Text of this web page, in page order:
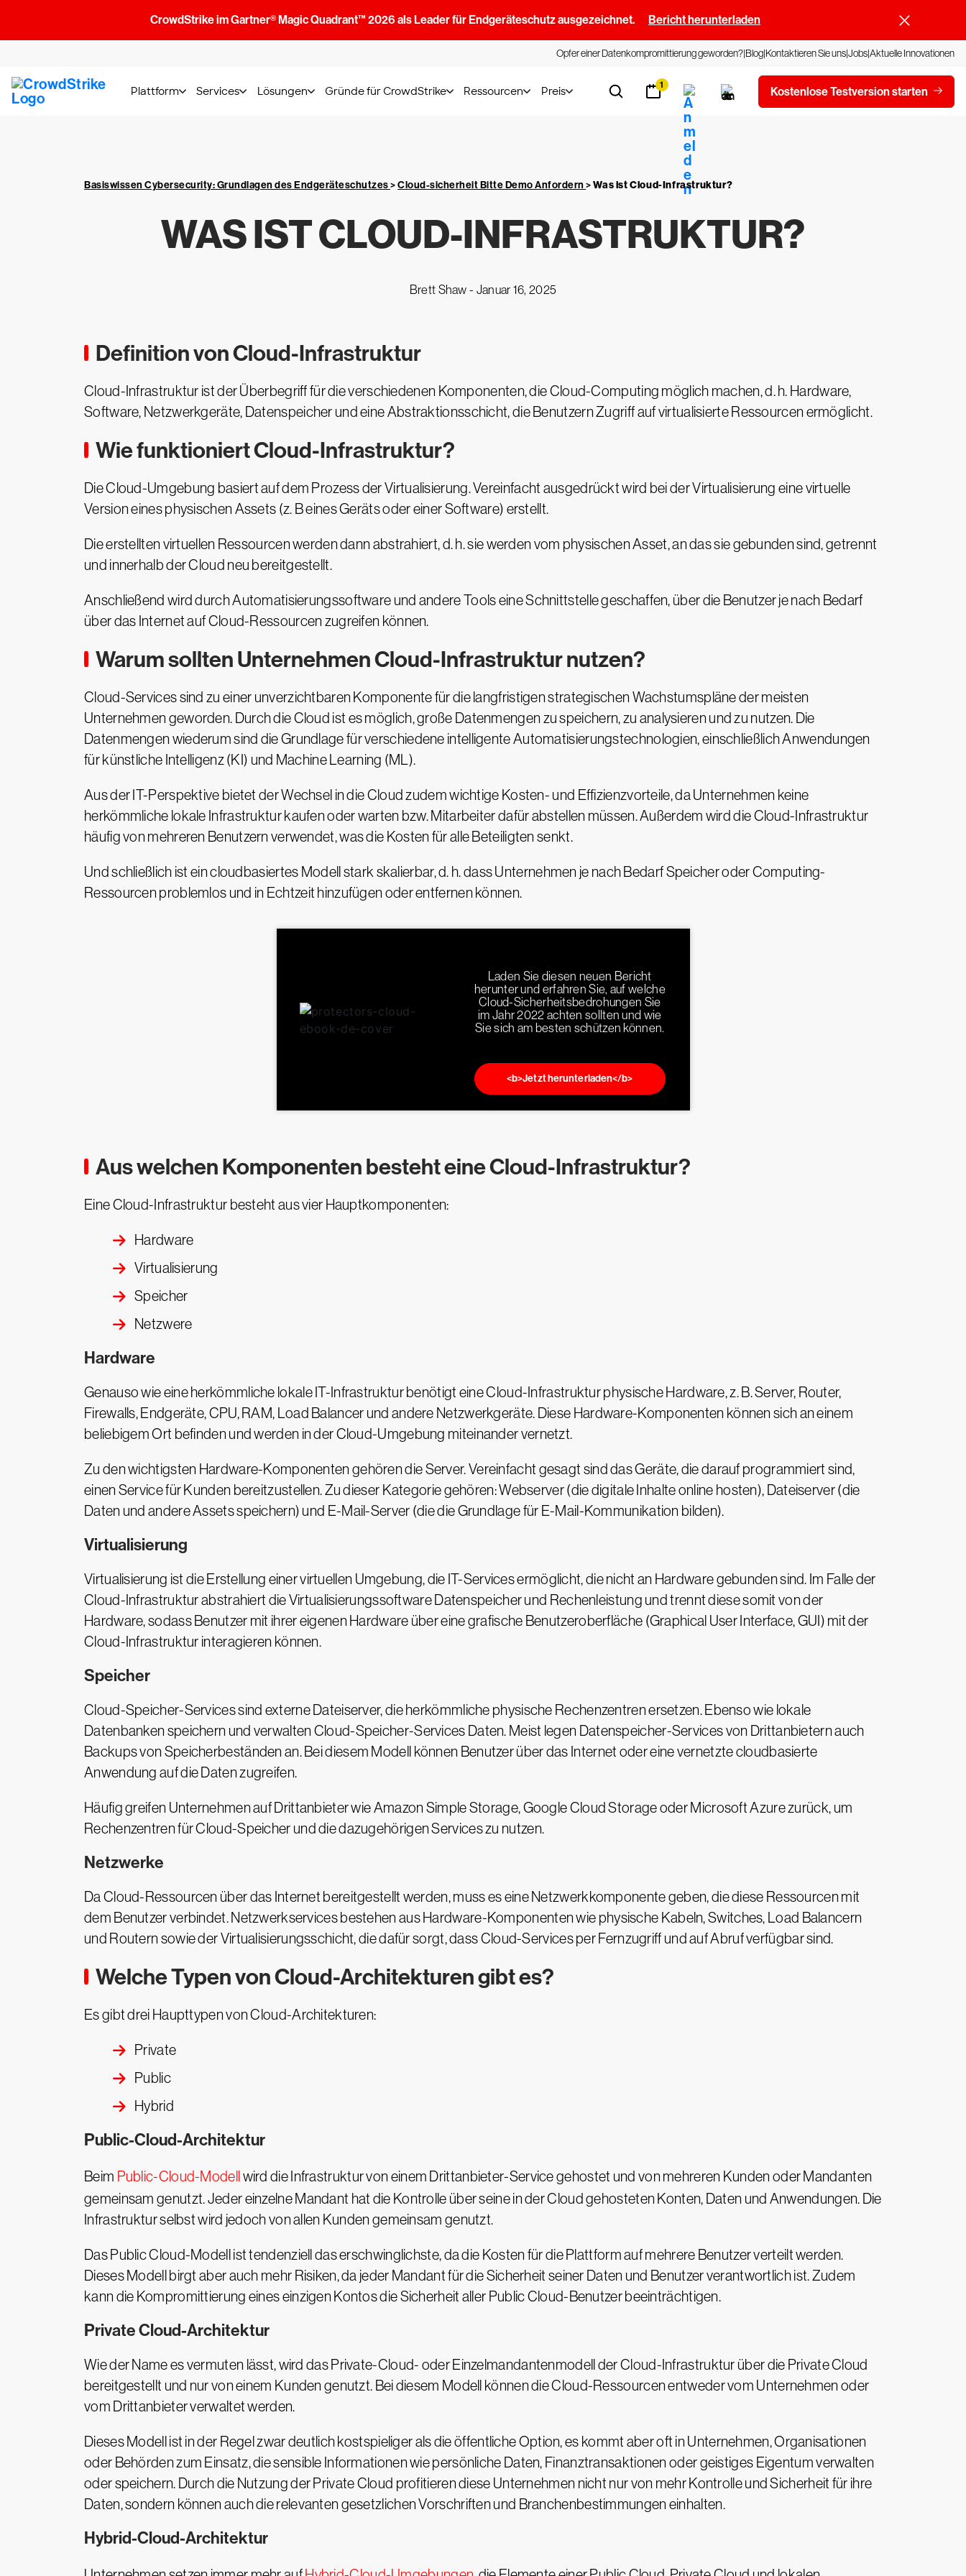
CrowdStrike im Gartner® Magic Quadrant™ 2026 als Leader für Endgeräteschutz ausgezeichnet. Bericht herunterladen
Opfer einer Datenkompromittierung geworden?BlogKontaktieren Sie unsJobsAktuelle Innovationen
Plattform Services Lösungen Gründe für CrowdStrike Ressourcen Preis 1 Kostenlose Testversion starten
Basiswissen Cybersecurity: Grundlagen des Endgeräteschutzes>Cloud-sicherheit Bitte Demo Anfordern>Was ist Cloud-Infrastruktur?
WAS IST CLOUD-INFRASTRUKTUR?
Brett Shaw - Januar 16, 2025
Definition von Cloud-Infrastruktur
Cloud-Infrastruktur ist der Überbegriff für die verschiedenen Komponenten, die Cloud-Computing möglich machen, d. h. Hardware,
Software, Netzwerkgeräte, Datenspeicher und eine Abstraktionsschicht, die Benutzern Zugriff auf virtualisierte Ressourcen ermöglicht.
Wie funktioniert Cloud-Infrastruktur?
Die Cloud-Umgebung basiert auf dem Prozess der Virtualisierung. Vereinfacht ausgedrückt wird bei der Virtualisierung eine virtuelle
Version eines physischen Assets (z. B eines Geräts oder einer Software) erstellt.
Die erstellten virtuellen Ressourcen werden dann abstrahiert, d. h. sie werden vom physischen Asset, an das sie gebunden sind, getrennt
und innerhalb der Cloud neu bereitgestellt.
Anschließend wird durch Automatisierungssoftware und andere Tools eine Schnittstelle geschaffen, über die Benutzer je nach Bedarf
über das Internet auf Cloud-Ressourcen zugreifen können.
Warum sollten Unternehmen Cloud-Infrastruktur nutzen?
Cloud-Services sind zu einer unverzichtbaren Komponente für die langfristigen strategischen Wachstumspläne der meisten
Unternehmen geworden. Durch die Cloud ist es möglich, große Datenmengen zu speichern, zu analysieren und zu nutzen. Die
Datenmengen wiederum sind die Grundlage für verschiedene intelligente Automatisierungstechnologien, einschließlich Anwendungen
für künstliche Intelligenz (KI) und Machine Learning (ML).
Aus der IT-Perspektive bietet der Wechsel in die Cloud zudem wichtige Kosten- und Effizienzvorteile, da Unternehmen keine
herkömmliche lokale Infrastruktur kaufen oder warten bzw. Mitarbeiter dafür abstellen müssen. Außerdem wird die Cloud-Infrastruktur
häufig von mehreren Benutzern verwendet, was die Kosten für alle Beteiligten senkt.
Und schließlich ist ein cloudbasiertes Modell stark skalierbar, d. h. dass Unternehmen je nach Bedarf Speicher oder Computing-
Ressourcen problemlos und in Echtzeit hinzufügen oder entfernen können.
Laden Sie diesen neuen Bericht
herunter und erfahren Sie, auf welche
Cloud-Sicherheitsbedrohungen Sie
im Jahr 2022 achten sollten und wie
Sie sich am besten schützen können.
<b>Jetzt herunterladen</b>
Aus welchen Komponenten besteht eine Cloud-Infrastruktur?
Eine Cloud-Infrastruktur besteht aus vier Hauptkomponenten:
Hardware
Virtualisierung
Speicher
Netzwere
Hardware
Genauso wie eine herkömmliche lokale IT-Infrastruktur benötigt eine Cloud-Infrastruktur physische Hardware, z. B. Server, Router,
Firewalls, Endgeräte, CPU, RAM, Load Balancer und andere Netzwerkgeräte. Diese Hardware-Komponenten können sich an einem
beliebigem Ort befinden und werden in der Cloud-Umgebung miteinander vernetzt.
Zu den wichtigsten Hardware-Komponenten gehören die Server. Vereinfacht gesagt sind das Geräte, die darauf programmiert sind,
einen Service für Kunden bereitzustellen. Zu dieser Kategorie gehören: Webserver (die digitale Inhalte online hosten), Dateiserver (die
Daten und andere Assets speichern) und E-Mail-Server (die die Grundlage für E-Mail-Kommunikation bilden).
Virtualisierung
Virtualisierung ist die Erstellung einer virtuellen Umgebung, die IT-Services ermöglicht, die nicht an Hardware gebunden sind. Im Falle der
Cloud-Infrastruktur abstrahiert die Virtualisierungssoftware Datenspeicher und Rechenleistung und trennt diese somit von der
Hardware, sodass Benutzer mit ihrer eigenen Hardware über eine grafische Benutzeroberfläche (Graphical User Interface, GUI) mit der
Cloud-Infrastruktur interagieren können.
Speicher
Cloud-Speicher-Services sind externe Dateiserver, die herkömmliche physische Rechenzentren ersetzen. Ebenso wie lokale
Datenbanken speichern und verwalten Cloud-Speicher-Services Daten. Meist legen Datenspeicher-Services von Drittanbietern auch
Backups von Speicherbeständen an. Bei diesem Modell können Benutzer über das Internet oder eine vernetzte cloudbasierte
Anwendung auf die Daten zugreifen.
Häufig greifen Unternehmen auf Drittanbieter wie Amazon Simple Storage, Google Cloud Storage oder Microsoft Azure zurück, um
Rechenzentren für Cloud-Speicher und die dazugehörigen Services zu nutzen.
Netzwerke
Da Cloud-Ressourcen über das Internet bereitgestellt werden, muss es eine Netzwerkkomponente geben, die diese Ressourcen mit
dem Benutzer verbindet. Netzwerkservices bestehen aus Hardware-Komponenten wie physische Kabeln, Switches, Load Balancern
und Routern sowie der Virtualisierungsschicht, die dafür sorgt, dass Cloud-Services per Fernzugriff und auf Abruf verfügbar sind.
Welche Typen von Cloud-Architekturen gibt es?
Es gibt drei Haupttypen von Cloud-Architekturen:
Private
Public
Hybrid
Public-Cloud-Architektur
Beim Public-Cloud-Modell wird die Infrastruktur von einem Drittanbieter-Service gehostet und von mehreren Kunden oder Mandanten
gemeinsam genutzt. Jeder einzelne Mandant hat die Kontrolle über seine in der Cloud gehosteten Konten, Daten und Anwendungen. Die
Infrastruktur selbst wird jedoch von allen Kunden gemeinsam genutzt.
Das Public Cloud-Modell ist tendenziell das erschwinglichste, da die Kosten für die Plattform auf mehrere Benutzer verteilt werden.
Dieses Modell birgt aber auch mehr Risiken, da jeder Mandant für die Sicherheit seiner Daten und Benutzer verantwortlich ist. Zudem
kann die Kompromittierung eines einzigen Kontos die Sicherheit aller Public Cloud-Benutzer beeinträchtigen.
Private Cloud-Architektur
Wie der Name es vermuten lässt, wird das Private-Cloud- oder Einzelmandantenmodell der Cloud-Infrastruktur über die Private Cloud
bereitgestellt und nur von einem Kunden genutzt. Bei diesem Modell können die Cloud-Ressourcen entweder vom Unternehmen oder
vom Drittanbieter verwaltet werden.
Dieses Modell ist in der Regel zwar deutlich kostspieliger als die öffentliche Option, es kommt aber oft in Unternehmen, Organisationen
oder Behörden zum Einsatz, die sensible Informationen wie persönliche Daten, Finanztransaktionen oder geistiges Eigentum verwalten
oder speichern. Durch die Nutzung der Private Cloud profitieren diese Unternehmen nicht nur von mehr Kontrolle und Sicherheit für ihre
Daten, sondern können auch die relevanten gesetzlichen Vorschriften und Branchenbestimmungen einhalten.
Hybrid-Cloud-Architektur